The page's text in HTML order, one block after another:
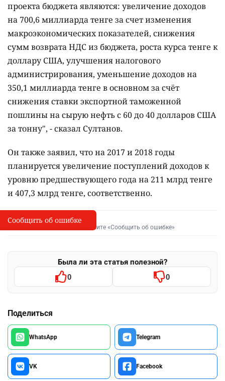
проекта бюджета являются: увеличение доходов
на 700,6 миллиарда тенге за счет изменения
макроэкономических показателей, снижения
сумм возврата НДС из бюджета, роста курса тенге к
доллару США, улучшения налогового
администрирования, уменьшение доходов на
350,1 миллиарда тенге в основном за счёт
снижения ставки экспортной таможенной
пошлины на сырую нефть с 60 до 40 долларов США
за тонну", - сказал Султанов.
Он также заявил, что на 2017 и 2018 годы
планируется увеличение поступлений доходов к
уровню предшествующего года на 211 млрд тенге
и 407,3 млрд тенге, соответственно.
I
Сообщить об опечатке
Выделите фрагмент и нажмите «Сообщить об ошибке»
Была ли эта статья полезной?
0 0
Поделиться
WhatsApp Telegram
VK Facebook
Сообщить об ошибке